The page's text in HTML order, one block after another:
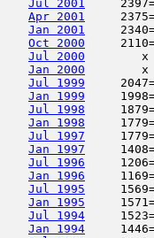
Jul 2001
Apr 2001
Jan 2001
Oct 2000
Jul 2000
x
Jan 2000
x
Jul 1999
Jan 1999
Jul 1998
Jan 1998
Jul 1997
Jan 1997
Jul 1996
Jan 1996
Jul 1995
Jan 1995
Jul 1994
Jan 1994